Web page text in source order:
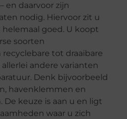
en daarvoor zijn
nodig. Hiervoor zit u
goed. U koopt
soorten
tot draaibare
andere varianten
Denk bijvoorbeeld
havenklemmen en
keuze is aan u en ligt
waar u zich